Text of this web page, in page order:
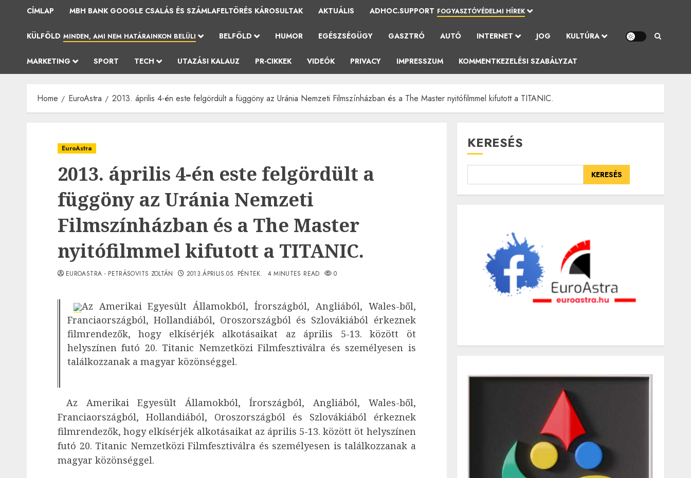
CÍMLAP MBH BANK GOOGLE CSALÁS ÉS SZÁMLAFELTÖRÉS KÁROSULTAK AKTUÁLIS ADHOC.SUPPORT FOGYASZTÓVÉDELMI HÍREK
KÜLFÖLD MINDEN, AMI NEM HATÁRAINKON BELÜLI BELFÖLD HUMOR EGÉSZSÉGÜGY GASZTRÓ AUTÓ INTERNET JOG KULTÚRA
MARKETING SPORT TECH UTAZÁSI KALAUZ PR-CIKKEK VIDEÓK PRIVACY IMPRESSZUM KOMMENTKEZELÉSI SZABÁLYZAT
Home EuroAstra 2013. április 4-én este felgördült a függöny az Uránia Nemzeti Filmszínházban és a The Master nyitófilmmel kifutott a TITANIC.
EuroAstra
2013. április 4-én este felgördült a
függöny az Uránia Nemzeti
Filmszínházban és a The Master
nyitófilmmel kifutott a TITANIC.
EUROASTRA - PETRÁSOVITS ZOLTÁN 2013.ÁPRILIS.05. PÉNTEK. 4 MINUTES READ 0
Az Amerikai Egyesült Államokból, Írországból, Angliából, Wales-ből,
Franciaországból, Hollandiából, Oroszországból és Szlovákiából érkeznek
filmrendezők, hogy elkísérjék alkotásaikat az április 5-13. között öt
helyszínen futó 20. Titanic Nemzetközi Filmfesztiválra és személyesen is
találkozzanak a magyar közönséggel.
Az Amerikai Egyesült Államokból, Írországból, Angliából, Wales-ből,
Franciaországból, Hollandiából, Oroszországból és Szlovákiából érkeznek
filmrendezők, hogy elkísérjék alkotásaikat az április 5-13. között öt helyszínen
futó 20. Titanic Nemzetközi Filmfesztiválra és személyesen is találkozzanak a
magyar közönséggel.
KERESÉS
KERESÉS